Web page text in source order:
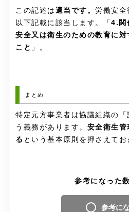
この記述は 適当です。 労働安全
以下記載に該当します。「 4.関
安全又は衛生のための教育に対
こと 」。
まとめ
特定元方事業者は協議組織の
う義務があります。 安全衛生管
る という基本原則を押さえてお
参考になった数
参考に